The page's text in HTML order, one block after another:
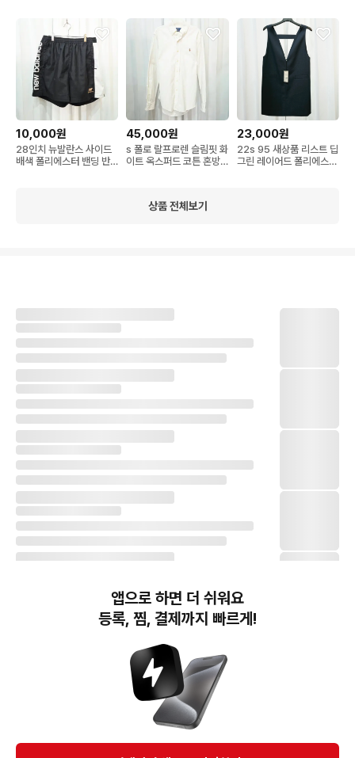
10,000원
28인치 뉴발란스 사이드
배색 폴리에스터 밴딩 반
45,000원
s 폴로 랄프로렌 슬림핏 화
이트 옥스퍼드 코튼 혼방
23,000원
22s 95 새상품 리스트 딥
그린 레이어드 폴리에스터
상품 전체보기
번개장터(주) 사업자정보, 이용약관 및 기타 법적고지
번개장터㈜는 통신판매중개자이며, 통신판매의 당사자가 아닙니다. 전자상거래 등에서의
소비자보호에 관한 법률 등 관련 법령 및 번개장터㈜의 약관에 따라 상품, 상품정보, 거래에 관한 책임은
개별 판매자에게 귀속하고, 번개장터㈜는 원칙적으로 회원간 거래에 대하여 책임을 지지 않습니다.
다만, 번개장터㈜가 직접 판매하는 상품에 대한 책임은 번개장터㈜에게 귀속합니다.
앱으로 하면 더 쉬워요
등록, 찜, 결제까지 빠르게!